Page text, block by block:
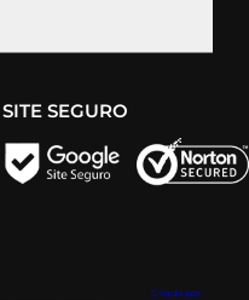
SITE SEGURO
Criado por: